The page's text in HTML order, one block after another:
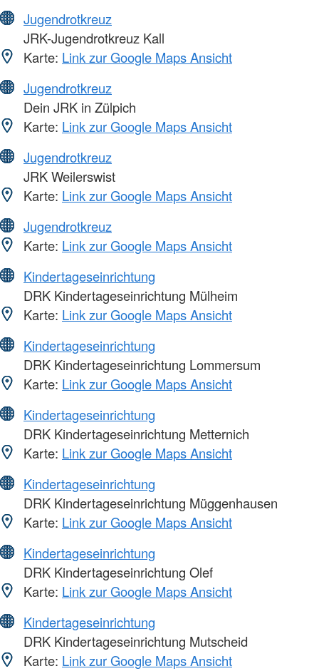
Jugendrotkreuz
JRK-Jugendrotkreuz Kall
Karte: Link zur Google Maps Ansicht
Jugendrotkreuz
Dein JRK in Zülpich
Karte: Link zur Google Maps Ansicht
Jugendrotkreuz
JRK Weilerswist
Karte: Link zur Google Maps Ansicht
Jugendrotkreuz
Karte: Link zur Google Maps Ansicht
Kindertageseinrichtung
DRK Kindertageseinrichtung Mülheim
Karte: Link zur Google Maps Ansicht
Kindertageseinrichtung
DRK Kindertageseinrichtung Lommersum
Karte: Link zur Google Maps Ansicht
Kindertageseinrichtung
DRK Kindertageseinrichtung Metternich
Karte: Link zur Google Maps Ansicht
Kindertageseinrichtung
DRK Kindertageseinrichtung Müggenhausen
Karte: Link zur Google Maps Ansicht
Kindertageseinrichtung
DRK Kindertageseinrichtung Olef
Karte: Link zur Google Maps Ansicht
Kindertageseinrichtung
DRK Kindertageseinrichtung Mutscheid
Karte: Link zur Google Maps Ansicht